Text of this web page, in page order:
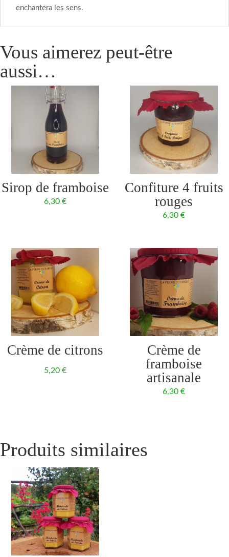
enchantera les sens.
Vous aimerez peut-être
aussi…
Sirop de framboise
6,30 €
Confiture 4 fruits
rouges
6,30€
Crème de citrons
5,20 €
Crème de
framboise
artisanale
6,30€
Produits similaires